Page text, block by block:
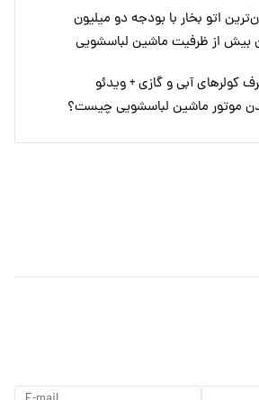
اتو بخار با بودجه دو میلیون
بیش از ظرفیت ماشین لباسشویی
کولرهای آبی و گازی + ویدئو
موتور ماشین لباسشویی چیست؟